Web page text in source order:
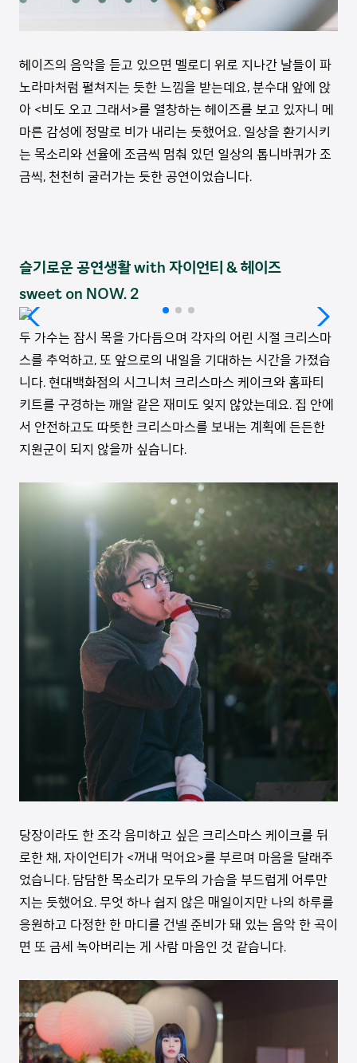
헤이즈의 음악을 듣고 있으면 멜로디 위로 지나간 날들이 파
노라마처럼 펼쳐지는 듯한 느낌을 받는데요, 분수대 앞에 앉
아 <비도 오고 그래서>를 열창하는 헤이즈를 보고 있자니 메
마른 감성에 정말로 비가 내리는 듯했어요. 일상을 환기시키
는 목소리와 선율에 조금씩 멈춰 있던 일상의 톱니바퀴가 조
금씩, 천천히 굴러가는 듯한 공연이었습니다.
슬기로운 공연생활 with 자이언티 & 헤이즈
sweet on NOW. 2
두 가수는 잠시 목을 가다듬으며 각자의 어린 시절 크리스마
스를 추억하고, 또 앞으로의 내일을 기대하는 시간을 가졌습
니다. 현대백화점의 시그니처 크리스마스 케이크와 홈파티
키트를 구경하는 깨알 같은 재미도 잊지 않았는데요. 집 안에
서 안전하고도 따뜻한 크리스마스를 보내는 계획에 든든한
지원군이 되지 않을까 싶습니다.
당장이라도 한 조각 음미하고 싶은 크리스마스 케이크를 뒤
로한 채, 자이언티가 <꺼내 먹어요>를 부르며 마음을 달래주
었습니다. 담담한 목소리가 모두의 가슴을 부드럽게 어루만
지는 듯했어요. 무엇 하나 쉽지 않은 매일이지만 나의 하루를
응원하고 다정한 한 마디를 건넬 준비가 돼 있는 음악 한 곡이
면 또 금세 녹아버리는 게 사람 마음인 것 같습니다.